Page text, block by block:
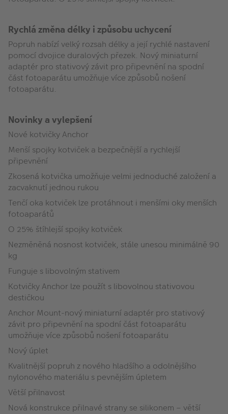
Rychlá změna délky i způsobu uchycení
Popruh nabízí velký rozsah délky a její rychlé nastavení
pomocí dvojice duralových přezek. Nový miniaturní
adaptér pro stativový závit pro připevnění na spodní
část fotoaparátu umožňuje více způsobů nošení
fotoaparátu.
Novinky a vylepšení
Nové kotvičky Anchor
Menší spojky kotviček a bezpečnější a rychlejší
připevnění
Zkosená kotvička umožňuje velmi jednoduché založení a
zacvaknutí jednou rukou
Tenčí oka kotviček lze protáhnout i menšími oky menších
fotoaparátů
O 25% štíhlejší spojky kotviček
Nezměněná nosnost kotviček, stále unesou minimálně 90
kg
Funguje s libovolným stativem
Kotvičky Anchor lze použít s libovolnou stativovou
destičkou
Anchor Mount-nový miniaturní adaptér pro stativový
závit pro připevnění na spodní část fotoaparátu
umožňuje více způsobů nošení fotoaparátu
Nový úplet
Kvalitnější popruh z nového hladšího a odolnějšího
nylonového materiálu s pevnějším úpletem
Větší přilnavost
Nová konstrukce přilnavé strany se silikonem – větší